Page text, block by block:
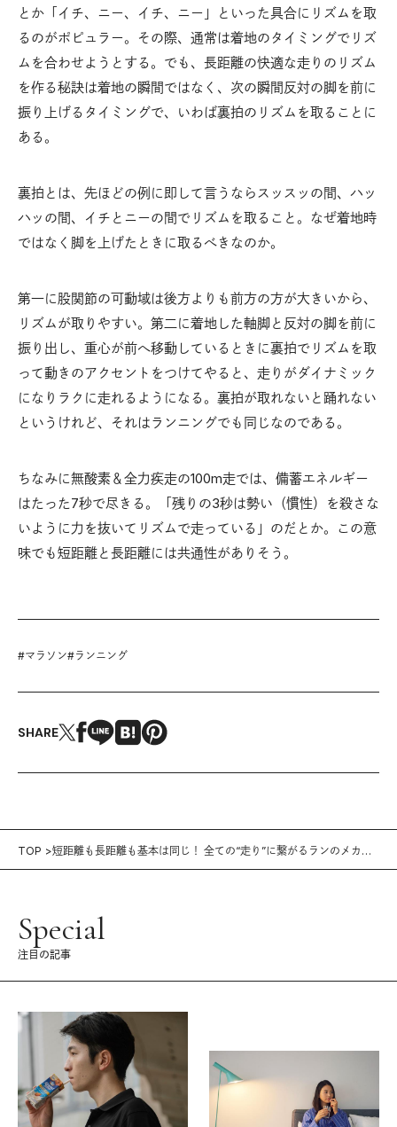
とか「イチ、ニー、イチ、ニー」といった具合にリズムを取
るのがポピュラー。その際、通常は着地のタイミングでリズ
ムを合わせようとする。でも、長距離の快適な走りのリズム
を作る秘訣は着地の瞬間ではなく、次の瞬間反対の脚を前に
振り上げるタイミングで、いわば裏拍のリズムを取ることに
ある。
裏拍とは、先ほどの例に即して言うならスッスッの間、ハッ
ハッの間、イチとニーの間でリズムを取ること。なぜ着地時
ではなく脚を上げたときに取るべきなのか。
第一に股関節の可動域は後方よりも前方の方が大きいから、
リズムが取りやすい。第二に着地した軸脚と反対の脚を前に
振り出し、重心が前へ移動しているときに裏拍でリズムを取
って動きのアクセントをつけてやると、走りがダイナミック
になりラクに走れるようになる。裏拍が取れないと踊れない
というけれど、それはランニングでも同じなのである。
ちなみに無酸素＆全力疾走の100m走では、備蓄エネルギー
はたった7秒で尽きる。「残りの3秒は勢い（慣性）を殺さな
いように力を抜いてリズムで走っている」のだとか。この意
味でも短距離と長距離には共通性がありそう。
#マラソン#ランニング
SHARE
TOP
短距離も長距離も基本は同じ！ 全ての“走り”に繋がるランのメカニ
Special
注目の記事